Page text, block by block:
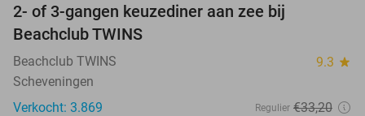
2- of 3-gangen keuzediner aan zee bij
Beachclub TWINS
Beachclub TWINS 9.3 star
Scheveningen
Verkocht: 3.869
Regulier €33,20